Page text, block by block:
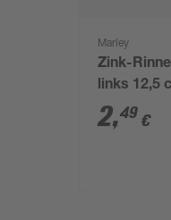
Marley
Zink-
links 12,5
2,49 €